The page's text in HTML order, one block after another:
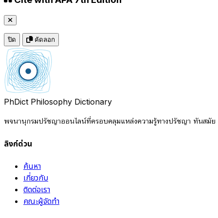
ปิด คัดลอก
PhDict Philosophy Dictionary
พจนานุกรมปรัชญาออนไลน์ที่ครอบคลุมแหล่งความรู้ทางปรัชญา ทันสมัย
ลิงก์ด่วน
ค้นหา
เกี่ยวกับ
ติดต่อเรา
คณะผู้จัดทำ